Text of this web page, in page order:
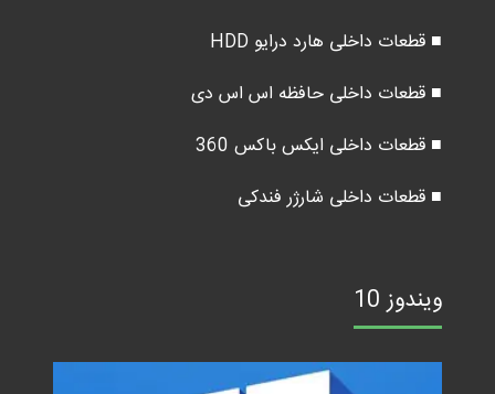
■ قطعات داخلی هارد درایو HDD
■ قطعات داخلی حافظه اس اس دی
■ قطعات داخلی ایکس باکس 360
■ قطعات داخلی شارژر فندکی
ویندوز 10